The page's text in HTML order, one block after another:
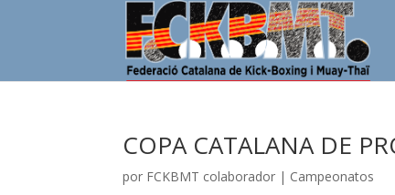
COPA CATALANA DE
por FCKBMT colaborador | Campeonatos